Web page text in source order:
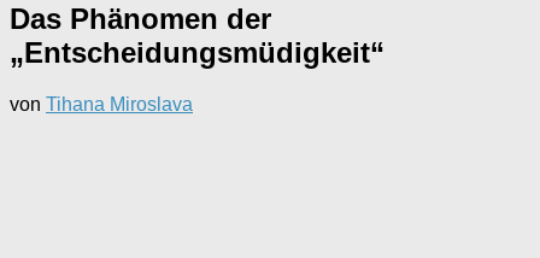
Das Phänomen der
„Entscheidungsmüdigkeit“
von Tihana Miroslava